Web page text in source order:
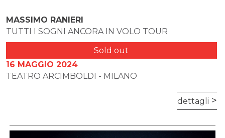
MASSIMO RANIERI
TUTTI I SOGNI ANCORA IN VOLO TOUR
Sold out
16 MAGGIO 2024
TEATRO ARCIMBOLDI - MILANO
dettagli